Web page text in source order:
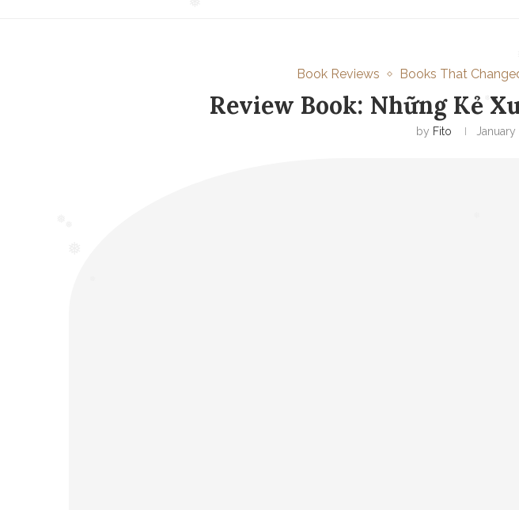
❅
Book Reviews Books That
Review Book: Những Kẻ
by Fito